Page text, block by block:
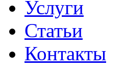
Услуги
Статьи
Контакты